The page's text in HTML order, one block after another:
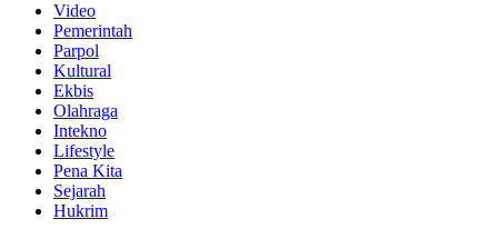
Video
Pemerintah
Parpol
Kultural
Ekbis
Olahraga
Intekno
Lifestyle
Pena Kita
Sejarah
Hukrim